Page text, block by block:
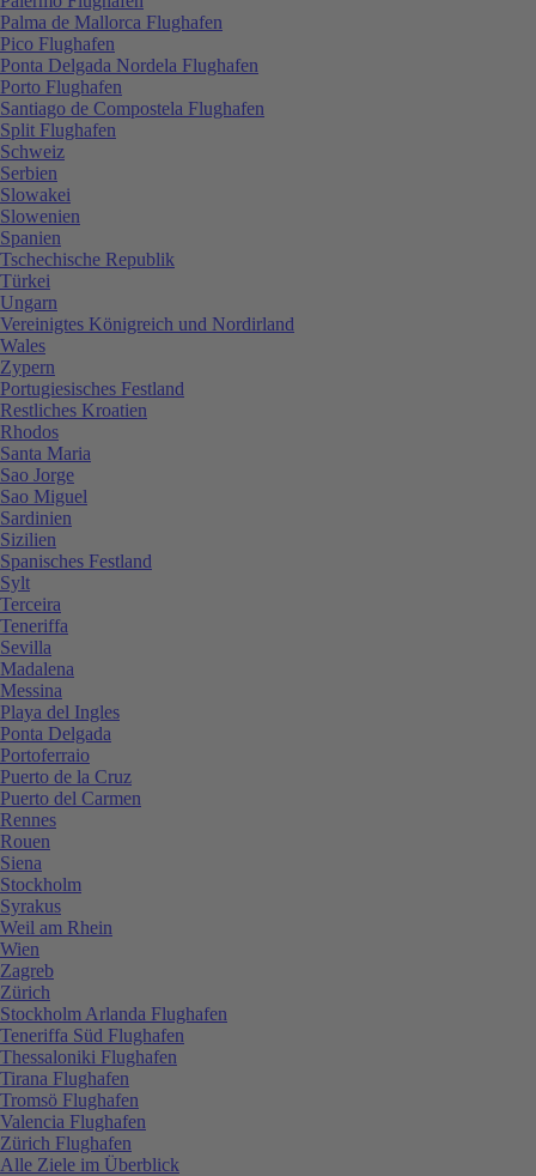
Palma de Mallorca Flughafen
Pico Flughafen
Ponta Delgada Nordela Flughafen
Porto Flughafen
Santiago de Compostela Flughafen
Split Flughafen
Schweiz
Serbien
Slowakei
Slowenien
Spanien
Tschechische Republik
Türkei
Ungarn
Vereinigtes Königreich und Nordirland
Wales
Zypern
Portugiesisches Festland
Restliches Kroatien
Rhodos
Santa Maria
Sao Jorge
Sao Miguel
Sardinien
Sizilien
Spanisches Festland
Sylt
Terceira
Teneriffa
Sevilla
Madalena
Messina
Playa del Ingles
Ponta Delgada
Portoferraio
Puerto de la Cruz
Puerto del Carmen
Rennes
Rouen
Siena
Stockholm
Syrakus
Weil am Rhein
Wien
Zagreb
Zürich
Stockholm Arlanda Flughafen
Teneriffa Süd Flughafen
Thessaloniki Flughafen
Tirana Flughafen
Tromsö Flughafen
Valencia Flughafen
Zürich Flughafen
Alle Ziele im Überblick